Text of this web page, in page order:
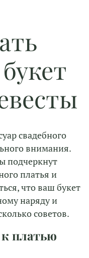
свадебного
внимания.
подчеркнут
платья и
что ваш букет
наряду и
советов.
платью